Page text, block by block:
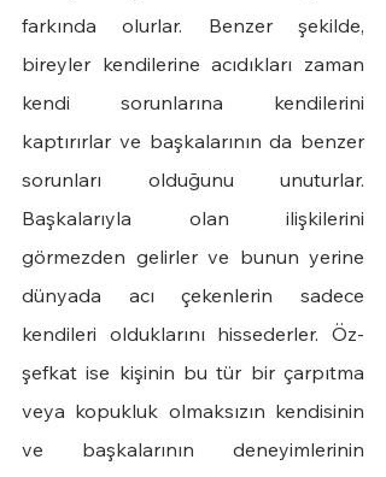
farkında olurlar. Benzer şekilde,
bireyler kendilerine acıdıkları zaman
kendi sorunlarına kendilerini
kaptırırlar ve başkalarının da benzer
sorunları olduğunu unuturlar.
Başkalarıyla olan ilişkilerini
görmezden gelirler ve bunun yerine
dünyada acı çekenlerin sadece
kendileri olduklarını hissederler. Öz-
şefkat ise kişinin bu tür bir çarpıtma
veya kopukluk olmaksızın kendisinin
ve başkalarının deneyimlerinin